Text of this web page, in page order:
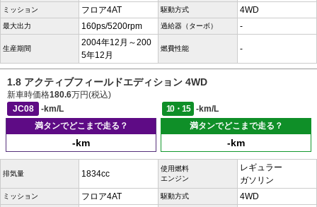
ミッション フロア4AT 駆動方式 4WD
最大出力 160ps/5200rpm 過給器（ターボ） -
生産期間
2004年12月～200
5年12月
燃費性能 -
1.8 アクティブフィールドエディション 4WD
新車時価格180.6万円(税込)
JC08
-km/L 10・15
-km/L
満タンでどこまで走る？
-km
満タンでどこまで走る？
-km
排気量 1834cc
使用燃料
エンジン
レギュラー
ガソリン
ミッション フロア4AT 駆動方式 4WD